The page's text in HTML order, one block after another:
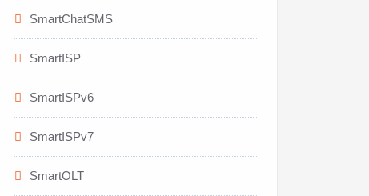
SmartChatSMS
SmartISP
SmartISPv6
SmartISPv7
SmartOLT